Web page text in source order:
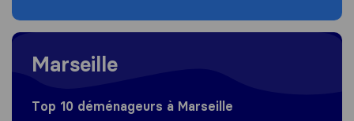
Moving to Marseille
Marseille
Top 10 déménageurs à Marseille